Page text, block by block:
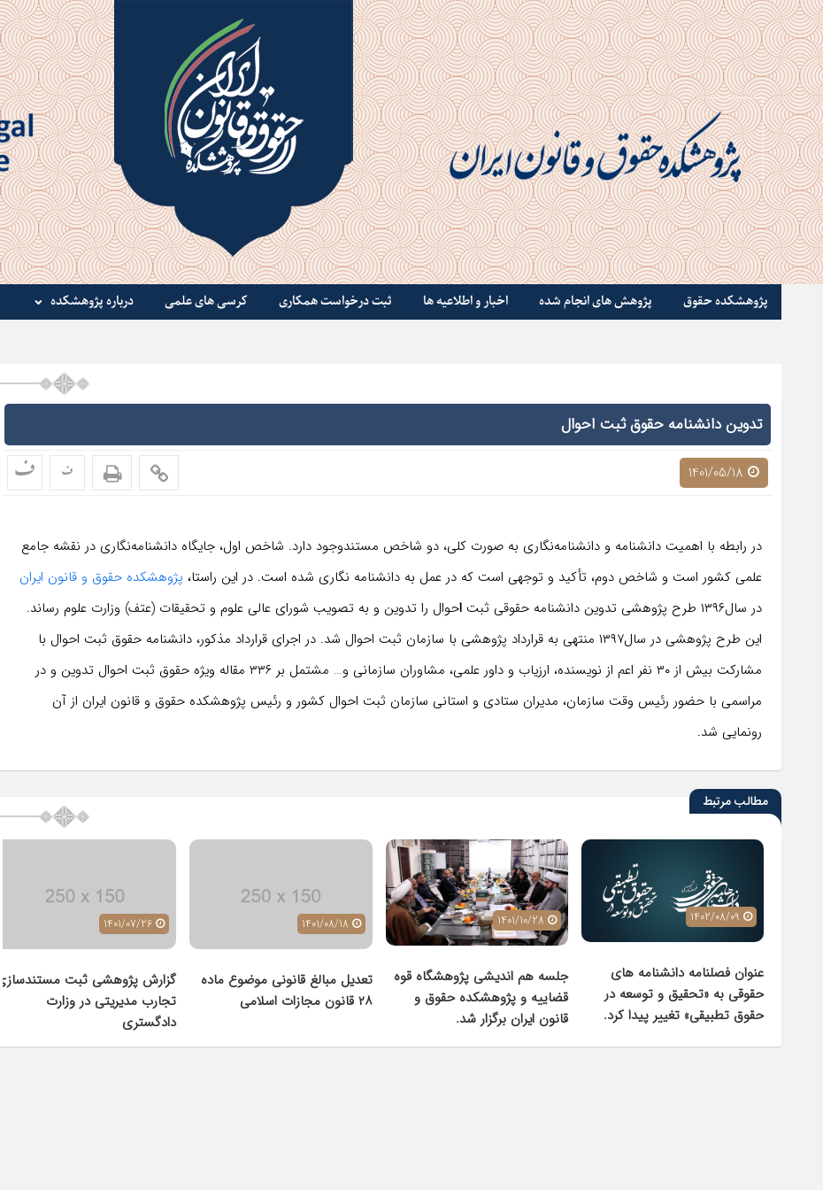
پژوهشکده حقوق پژوهش های انجام شده اخبار و اطلاعیه ها ثبت درخواست همکاری کرسی های علمی درباره پژوهشکده
تدوین دانشنامه حقوق ثبت احوال
ف ف
در رابطه با اهمیت دانشنامه و دانشنامه‌نگاری به صورت کلی، دو شاخص مستندوجود دارد. شاخص اول، جایگاه دانشنامه‌نگاری در نقشه جامع
علمی کشور است و شاخص دوم، تأکید و توجهی است که در عمل به دانشنامه نگاری شده است. در این راستا، پژوهشکده حقوق و قانون ایران
در سال۱۳۹۶ طرح پژوهشی تدوین دانشنامه حقوقی ثبت
احوال را تدوین و به تصویب شورای عالی علوم و تحقیقات (عتف) وزارت علوم رساند.
این طرح پژوهشی در سال۱۳۹۷ منتهی به قرارداد پژوهشی با سازمان ثبت احوال شد. در اجرای قرارداد مذکور، دانشنامه حقوق ثبت احوال با
مشارکت بیش از ۳۰ نفر اعم از نویسنده، ارزیاب و داور علمی، مشاوران سازمانی و… مشتمل بر ۳۳۶ مقاله ویژه حقوق ثبت احوال تدوین و در
مراسمی با حضور رئیس وقت سازمان، مدیران ستادی و استانی سازمان ثبت احوال کشور و رئیس پژوهشکده حقوق و قانون ایران از آن
رونمایی شد.
مطالب مرتبط
عنوان فصلنامه دانشنامه های
حقوقی به «تحقیق و توسعه در
حقوق تطبیقی» تغییر پیدا کرد.
جلسه هم اندیشی پژوهشگاه قوه
قضاییه و پژوهشکده حقوق و
قانون ایران برگزار شد.
تعدیل مبالغ قانونی موضوع ماده
٢٨ قانون مجازات اسلامی
1401/07/26
گزارش پژوهشی ثبت مستندسازی
تجارب مدیریتی در وزارت
دادگستری